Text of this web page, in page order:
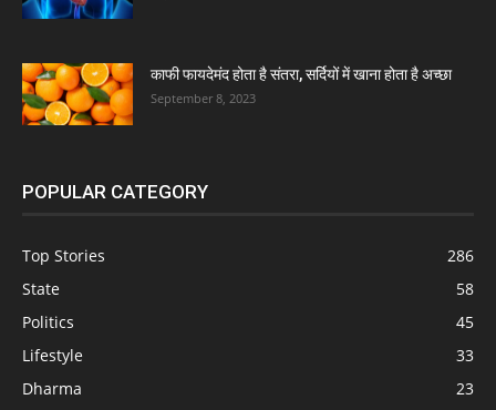
काफी फायदेमंद होता है संतरा, सर्दियों में खाना होता है अच्छा
September 8, 2023
POPULAR CATEGORY
Top Stories
286
State
58
Politics
45
Lifestyle
33
Dharma
23